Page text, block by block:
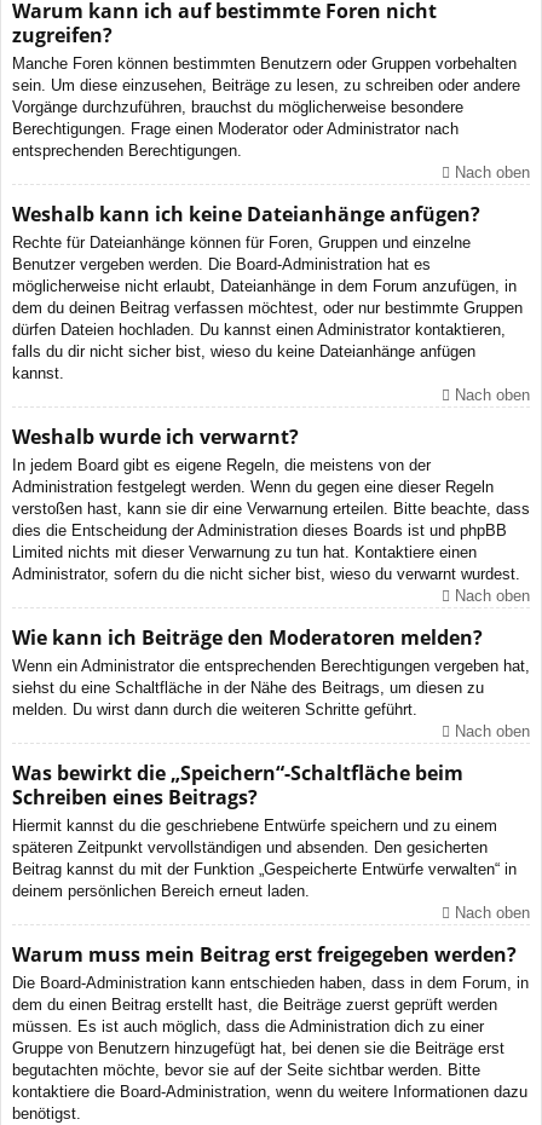
Warum kann ich auf bestimmte Foren nicht
zugreifen?
Manche Foren können bestimmten Benutzern oder Gruppen vorbehalten
sein. Um diese einzusehen, Beiträge zu lesen, zu schreiben oder andere
Vorgänge durchzuführen, brauchst du möglicherweise besondere
Berechtigungen. Frage einen Moderator oder Administrator nach
entsprechenden Berechtigungen.
Nach oben
Weshalb kann ich keine Dateianhänge anfügen?
Rechte für Dateianhänge können für Foren, Gruppen und einzelne
Benutzer vergeben werden. Die Board-Administration hat es
möglicherweise nicht erlaubt, Dateianhänge in dem Forum anzufügen, in
dem du deinen Beitrag verfassen möchtest, oder nur bestimmte Gruppen
dürfen Dateien hochladen. Du kannst einen Administrator kontaktieren,
falls du dir nicht sicher bist, wieso du keine Dateianhänge anfügen
kannst.
Nach oben
Weshalb wurde ich verwarnt?
In jedem Board gibt es eigene Regeln, die meistens von der
Administration festgelegt werden. Wenn du gegen eine dieser Regeln
verstoßen hast, kann sie dir eine Verwarnung erteilen. Bitte beachte, dass
dies die Entscheidung der Administration dieses Boards ist und phpBB
Limited nichts mit dieser Verwarnung zu tun hat. Kontaktiere einen
Administrator, sofern du die nicht sicher bist, wieso du verwarnt wurdest.
Nach oben
Wie kann ich Beiträge den Moderatoren melden?
Wenn ein Administrator die entsprechenden Berechtigungen vergeben hat,
siehst du eine Schaltfläche in der Nähe des Beitrags, um diesen zu
melden. Du wirst dann durch die weiteren Schritte geführt.
Nach oben
Was bewirkt die „Speichern“-Schaltfläche beim
Schreiben eines Beitrags?
Hiermit kannst du die geschriebene Entwürfe speichern und zu einem
späteren Zeitpunkt vervollständigen und absenden. Den gesicherten
Beitrag kannst du mit der Funktion „Gespeicherte Entwürfe verwalten“ in
deinem persönlichen Bereich erneut laden.
Nach oben
Warum muss mein Beitrag erst freigegeben werden?
Die Board-Administration kann entschieden haben, dass in dem Forum, in
dem du einen Beitrag erstellt hast, die Beiträge zuerst geprüft werden
müssen. Es ist auch möglich, dass die Administration dich zu einer
Gruppe von Benutzern hinzugefügt hat, bei denen sie die Beiträge erst
begutachten möchte, bevor sie auf der Seite sichtbar werden. Bitte
kontaktiere die Board-Administration, wenn du weitere Informationen dazu
benötigst.